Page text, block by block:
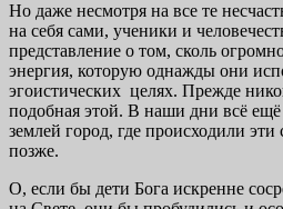
Но даже несмотря на все те
на себя сами, ученики и
представление о том, сколь
энергия, которую однажды они
эгоистических целях. Прежде
подобная этой. В наши дни всё
землей город, где происходили
позже.
О, если бы дети Бога искренне